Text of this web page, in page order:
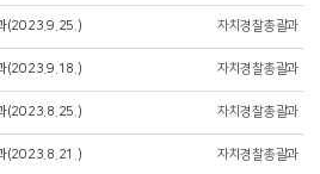
(2023.9.25.) 자치경찰총괄과
(2023.9.18.) 자치경찰총괄과
(2023.8.25.) 자치경찰총괄과
(2023.8.21.) 자치경찰총괄과